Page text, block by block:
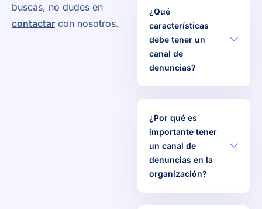
buscas, no dudes en
contactar con nosotros.
¿Qué
características
debe tener un
canal de
denuncias?
¿Por qué es
importante tener
un canal de
denuncias en la
organización?